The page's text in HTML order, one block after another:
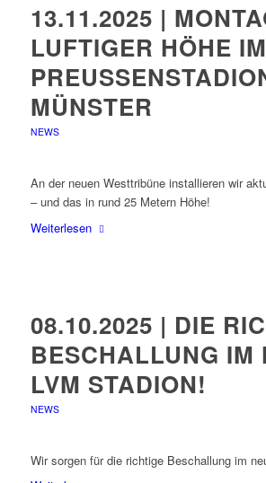
13.11.2025 |
LUFTIGER HÖHE
PREUSSENSTADION
ÜNSTER
NEWS
An der neuen Westtribüne installieren wir
– und das in rund 25 Metern Höhe!
Weiterlesen
08.10.2025 | DIE
BESCHALLUNG IM
LVM STADION!
NEWS
Wir sorgen für die richtige Beschallung im